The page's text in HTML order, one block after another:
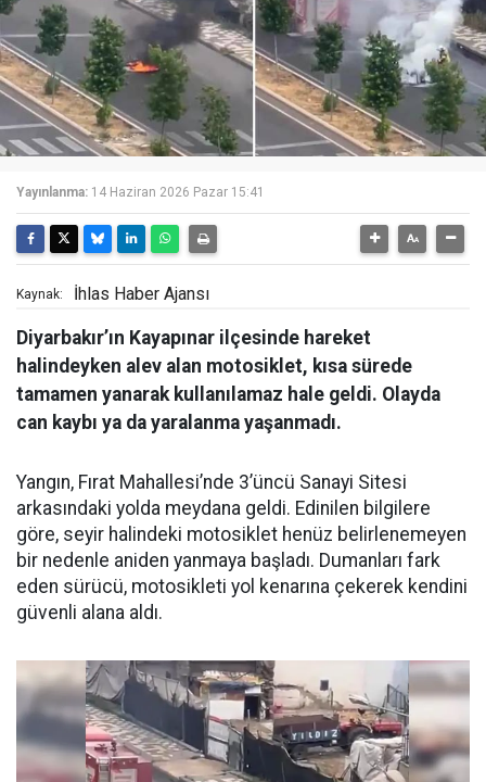
Yayınlanma: 14 Haziran 2026 Pazar 15:41
Kaynak: İhlas Haber Ajansı
Diyarbakır’ın Kayapınar ilçesinde hareket
halindeyken alev alan motosiklet, kısa sürede
tamamen yanarak kullanılamaz hale geldi. Olayda
can kaybı ya da yaralanma yaşanmadı.
Yangın, Fırat Mahallesi’nde 3’üncü Sanayi Sitesi
arkasındaki yolda meydana geldi. Edinilen bilgilere
göre, seyir halindeki motosiklet henüz belirlenemeyen
bir nedenle aniden yanmaya başladı. Dumanları fark
eden sürücü, motosikleti yol kenarına çekerek kendini
güvenli alana aldı.